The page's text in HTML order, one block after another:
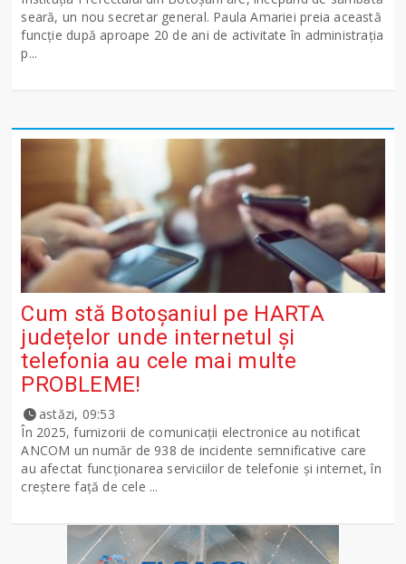
seară, un nou secretar general. Paula Amariei preia această
funcție după aproape 20 de ani de activitate în administrația
p...
Cum stă Botoșaniul pe HARTA
județelor unde internetul și
telefonia au cele mai multe
PROBLEME!
astăzi, 09:53
În 2025, furnizorii de comunicații electronice au notificat
ANCOM un număr de 938 de incidente semnificative care
au afectat funcționarea serviciilor de telefonie și internet, în
creștere față de cele ...